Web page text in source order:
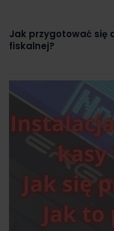
Jak przygotować się
fiskalnej?